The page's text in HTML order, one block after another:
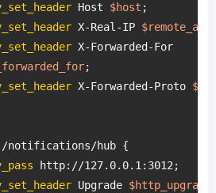
Host $host ;
X-Real-IP
;
X-Forwarded-Proto
/notifications/hub {
http://127.0.0.1:3012;
Upgrade $http_upgrade